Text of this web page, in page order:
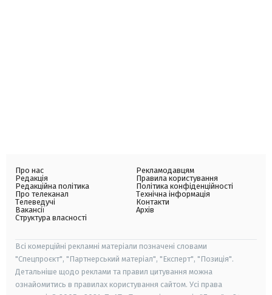
Про нас
Редакція
Редакційна політика
Про телеканал
Телеведучі
Вакансії
Структура власності
Рекламодавцям
Правила користування
Політика конфіденційності
Технічна інформація
Контакти
Архів
Всі комерційні рекламні матеріали позначені словами
"Спецпроєкт", "Партнерський матеріал", "Експерт", "Позиція".
Детальніше щодо реклами та правил цитування можна
ознайомитись в правилах користування сайтом. Усі права